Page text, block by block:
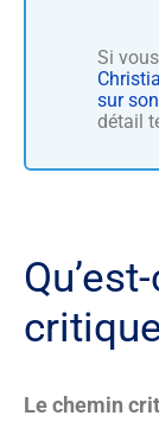
Si
sur
détail
Le chemin